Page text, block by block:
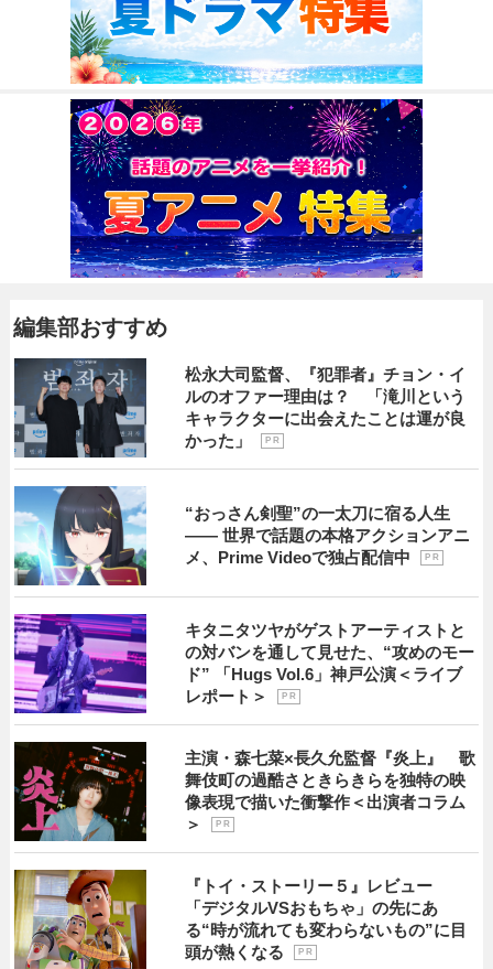
編集部おすすめ
松永大司監督、『犯罪者』チョン・イ
ルのオファー理由は？ 「滝川という
キャラクターに出会えたことは運が良
かった」
P R
“おっさん剣聖”の一太刀に宿る人生
―― 世界で話題の本格アクションアニ
メ、Prime Videoで独占配信中
P R
キタニタツヤがゲストアーティストと
の対バンを通して見せた、“攻めのモー
ド” 「Hugs Vol.6」神戸公演＜ライブ
レポート＞
P R
主演・森七菜×長久允監督『炎上』 歌
舞伎町の過酷さときらきらを独特の映
像表現で描いた衝撃作＜出演者コラム
＞
P R
『トイ・ストーリー５』レビュー
「デジタルVSおもちゃ」の先にあ
る“時が流れても変わらないもの”に目
頭が熱くなる
P R